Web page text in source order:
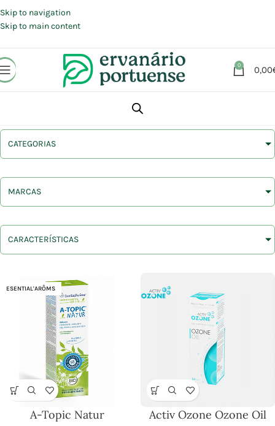
Skip to navigation
Skip to main content
0 0,00
CATEGORIAS
MARCAS
CARACTERÍSTICAS
ESENTIAL'ARÔMS
A-Topic Natur Activ Ozone Ozone Oil